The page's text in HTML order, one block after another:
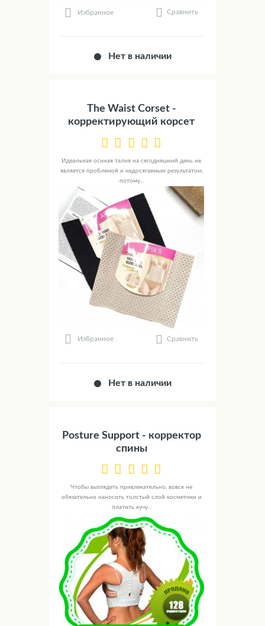
Избранное Сравнить
Нет в наличии
The Waist Corset -
корректирующий корсет
Идеальная осиная талия на сегодняшний день не
является проблемой и недосягаемым результатом,
потому...
Избранное Сравнить
Нет в наличии
Posture Support - корректор
спины
Чтобы выглядеть привлекательно, вовсе не
обязательно наносить толстый слой косметики и
платить кучу...